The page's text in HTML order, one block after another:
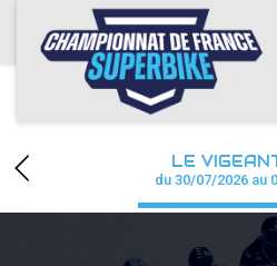
ACCUEIL
CHAMPIONNAT
CALENDRIERLE
du 30/07/2026 au